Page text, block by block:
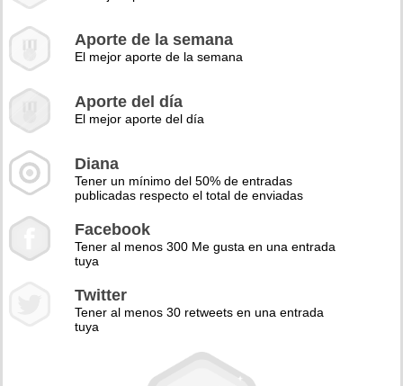
Aporte de la semana
El mejor aporte de la semana
Aporte del día
El mejor aporte del día
Diana
Tener un mínimo del 50% de entradas
publicadas respecto el total de enviadas
Facebook
Tener al menos 300 Me gusta en una entrada
tuya
Twitter
Tener al menos 30 retweets en una entrada
tuya